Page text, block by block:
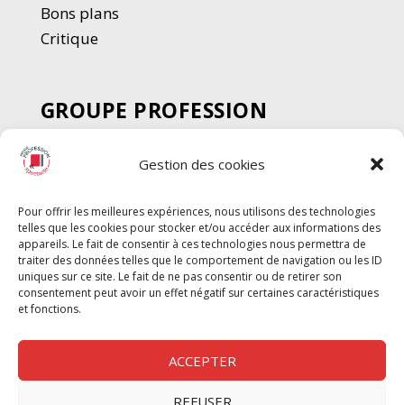
Gestion des cookies
Pour offrir les meilleures expériences, nous utilisons des technologies
telles que les cookies pour stocker et/ou accéder aux informations des
appareils. Le fait de consentir à ces technologies nous permettra de
traiter des données telles que le comportement de navigation ou les ID
uniques sur ce site. Le fait de ne pas consentir ou de retirer son
consentement peut avoir un effet négatif sur certaines caractéristiques
et fonctions.
ACCEPTER
REFUSER
Bons plans
Critique
GROUPE PROFESSION
SPECTACLE
Chèque Intermittents
Chèque Compta
Chèque Emploi Spectacle
G-Pods
Profession Audio-visuel